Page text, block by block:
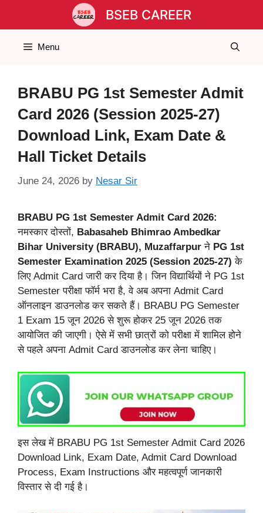
BSEB CAREER
Menu
BRABU PG 1st Semester Admit
Card 2026 (Session 2025-27)
Download Link, Exam Date &
Hall Ticket Details
June 24, 2026 by Nesar Sir
BRABU PG 1st Semester Admit Card 2026:
नमस्कार दोस्तों, Babasaheb Bhimrao Ambedkar
Bihar University (BRABU), Muzaffarpur ने PG 1st
Semester Examination 2025 (Session 2025-27) के
लिए Admit Card जारी कर दिया है। जिन विद्यार्थियों ने PG 1st
Semester परीक्षा फॉर्म भरा है, वे अब अपना Admit Card
ऑनलाइन डाउनलोड कर सकते हैं। BRABU PG Semester
1 Exam 15 जून 2026 से शुरू होकर 25 जून 2026 तक
आयोजित की जाएगी। ऐसे में सभी छात्रों को परीक्षा में शामिल होने
से पहले अपना Admit Card डाउनलोड कर लेना चाहिए।
इस लेख में BRABU PG 1st Semester Admit Card 2026
Download Link, Exam Date, Admit Card Download
Process, Exam Instructions और महत्वपूर्ण जानकारी
विस्तार से दी गई है।